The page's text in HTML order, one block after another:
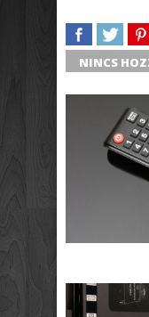
SHARE
NINCS